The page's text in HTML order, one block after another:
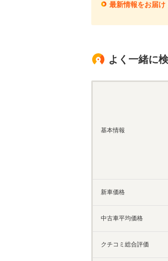
最新情報をお届け
よく一緒に
基本情報
新車価格
中古車平均価格
クチコミ総合評価